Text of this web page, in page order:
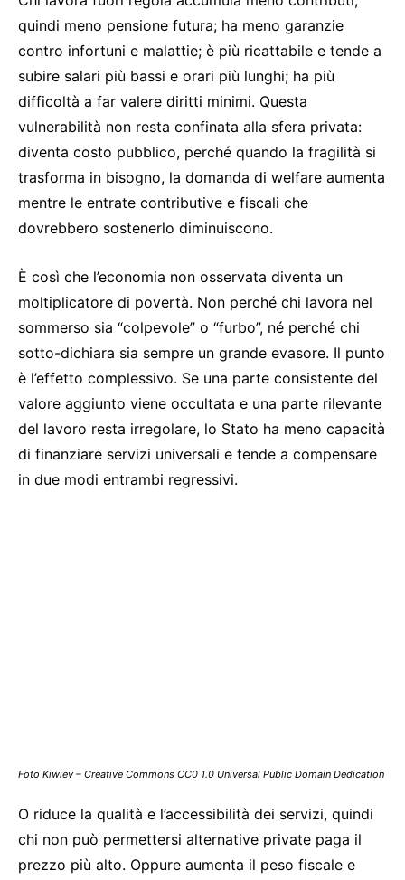
quindi meno pensione futura; ha meno garanzie
contro infortuni e malattie; è più ricattabile e tende a
subire salari più bassi e orari più lunghi; ha più
difficoltà a far valere diritti minimi. Questa
vulnerabilità non resta confinata alla sfera privata:
diventa costo pubblico, perché quando la fragilità si
trasforma in bisogno, la domanda di welfare aumenta
mentre le entrate contributive e fiscali che
dovrebbero sostenerlo diminuiscono.
È così che l’economia non osservata diventa un
moltiplicatore di povertà. Non perché chi lavora nel
sommerso sia “colpevole” o “furbo”, né perché chi
sotto-dichiara sia sempre un grande evasore. Il punto
è l’effetto complessivo. Se una parte consistente del
valore aggiunto viene occultata e una parte rilevante
del lavoro resta irregolare, lo Stato ha meno capacità
di finanziare servizi universali e tende a compensare
in due modi entrambi regressivi.
Foto Kiwiev – Creative Commons CC0 1.0 Universal Public Domain Dedication
O riduce la qualità e l’accessibilità dei servizi, quindi
chi non può permettersi alternative private paga il
prezzo più alto. Oppure aumenta il peso fiscale e